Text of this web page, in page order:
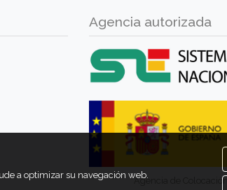
Agencia autorizada
Agencia de
a optimizar su navegación web.